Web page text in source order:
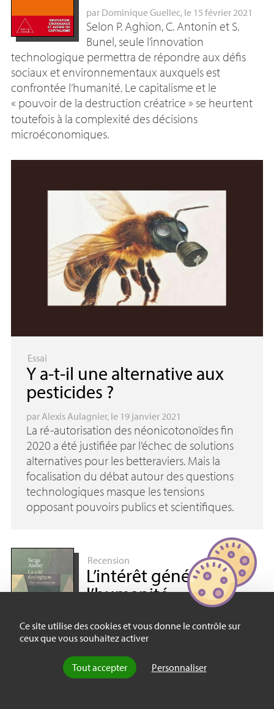
Ce site utilise des cookies et vous donne le contrôle sur
ceux que vous souhaitez activer
Tout accepter Personnaliser
par Dominique Guellec, le 15 février 2021
Selon P. Aghion, C. Antonin et S.
Bunel, seule l’innovation
technologique permettra de répondre aux défis
sociaux et environnementaux auxquels est
confrontée l’humanité. Le capitalisme et le
« pouvoir de la destruction créatrice » se heurtent
toutefois à la complexité des décisions
microéconomiques.
Essai
Y a-t-il une alternative aux
pesticides ?
parAlexis Aulagnier, le 19 janvier 2021
La ré-autorisation des néonicotonoïdes fin
2020 a été justifiée par l’échec de solutions
alternatives pour les betteraviers. Mais la
focalisation du débat autour des questions
technologiques masque les tensions
opposant pouvoirs publics et scientifiques.
Recension
L’intérêt général de
l’humanité
Et si la crise écologique qui nous
de l’idée républicaine? C’est la thèse que défend
Serge Audier : nous ne répondrons pas au défi